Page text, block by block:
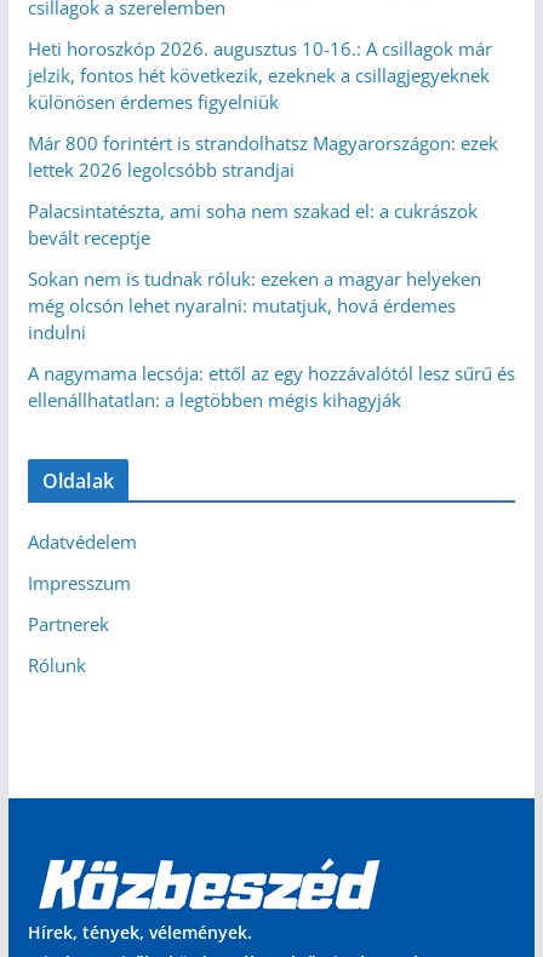
csillagok a szerelemben
Heti horoszkóp 2026. augusztus 10-16.: A csillagok már
jelzik, fontos hét következik, ezeknek a csillagjegyeknek
különösen érdemes figyelniük
Már 800 forintért is strandolhatsz Magyarországon: ezek
lettek 2026 legolcsóbb strandjai
Palacsintatészta, ami soha nem szakad el: a cukrászok
bevált receptje
Sokan nem is tudnak róluk: ezeken a magyar helyeken
még olcsón lehet nyaralni: mutatjuk, hová érdemes
indulni
A nagymama lecsója: ettől az egy hozzávalótól lesz sűrű és
ellenállhatatlan: a legtöbben mégis kihagyják
Oldalak
Adatvédelem
Impresszum
Partnerek
Rólunk
Hírek, tények, vélemények.